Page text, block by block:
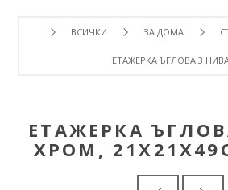
ВСИЧКИ ЗА ДОМА
ЕТАЖЕРКА ЪГЛОВА 3 НИВА
ЕТАЖЕРКА
ХРОМ,